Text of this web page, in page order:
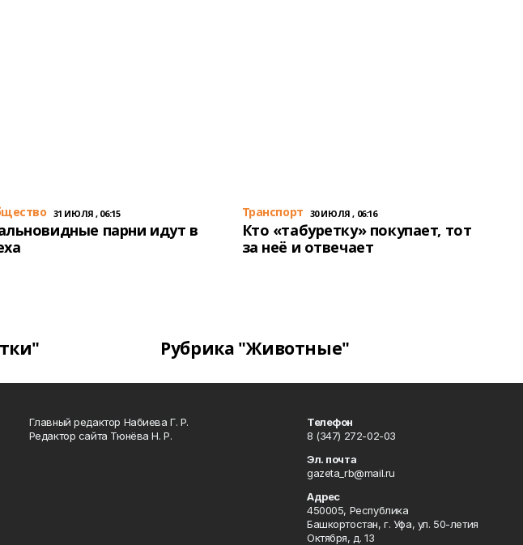
31 ИЮЛЯ , 06:15
парни идут в
Транспорт 30 ИЮЛЯ , 06:16
Кто «табуретку» покупает, тот
за неё и отвечает
Рубрика "Животные"
Главный редактор Набиева Г. Р.
Редактор сайта Тюнёва Н. Р.
Телефон
8 (347) 272-02-03
Эл. почта
gazeta_rb@mail.ru
Адрес
450005, Республика
Башкортостан, г. Уфа, ул. 50-летия
Октября, д. 13